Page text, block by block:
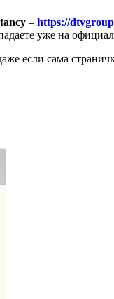
– https://
уже на
если сама